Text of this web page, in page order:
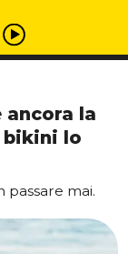
ancora la
bikini lo
mai.